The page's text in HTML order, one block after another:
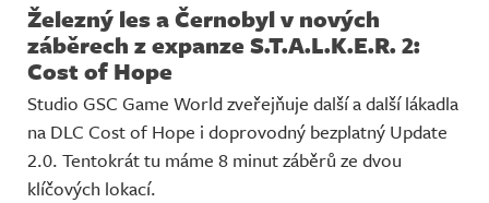
Železný les a Černobyl v nových
záběrech z expanze S.T.A.L.K.E.R. 2:
Cost of Hope
Studio GSC Game World zveřejňuje další a další lákadla
na DLC Cost of Hope i doprovodný bezplatný Update
2.0. Tentokrát tu máme 8 minut záběrů ze dvou
klíčových lokací.